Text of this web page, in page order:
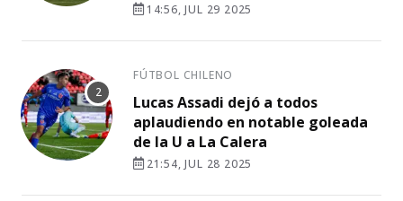
14:56, JUL 29 2025
FÚTBOL CHILENO
Lucas Assadi dejó a todos
aplaudiendo en notable goleada
de la U a La Calera
21:54, JUL 28 2025